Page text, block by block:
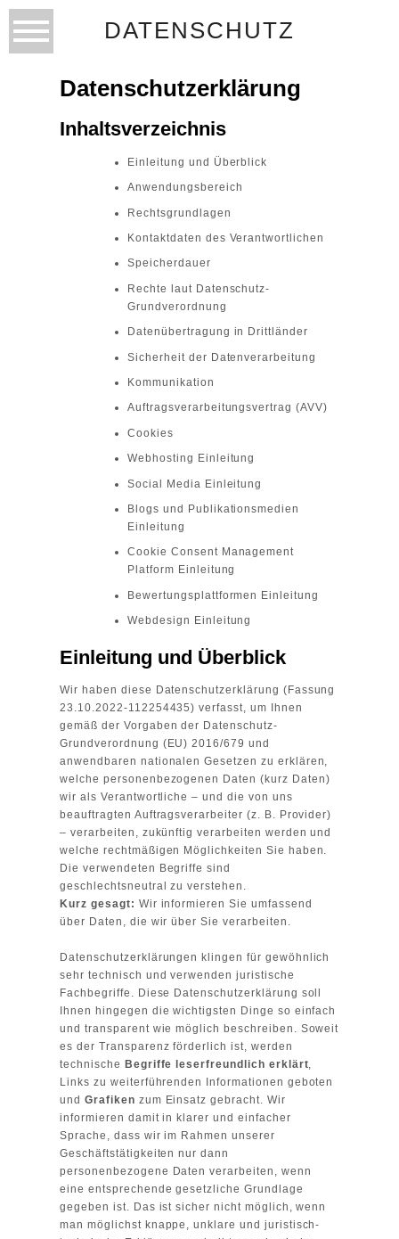
DATENSCHUTZ
Datenschutzerklärung
Inhaltsverzeichnis
Einleitung und Überblick
Anwendungsbereich
Rechtsgrundlagen
Kontaktdaten des Verantwortlichen
Speicherdauer
Rechte laut Datenschutz-
Grundverordnung
Datenübertragung in Drittländer
Sicherheit der Datenverarbeitung
Kommunikation
Auftragsverarbeitungsvertrag (AVV)
Cookies
Webhosting Einleitung
Social Media Einleitung
Blogs und Publikationsmedien
Einleitung
Cookie Consent Management
Platform Einleitung
Bewertungsplattformen Einleitung
Webdesign Einleitung
Einleitung und Überblick
Wir haben diese Datenschutzerklärung (Fassung
23.10.2022-112254435) verfasst, um Ihnen
gemäß der Vorgaben der Datenschutz-
Grundverordnung (EU) 2016/679 und
anwendbaren nationalen Gesetzen zu erklären,
welche personenbezogenen Daten (kurz Daten)
wir als Verantwortliche – und die von uns
beauftragten Auftragsverarbeiter (z. B. Provider)
– verarbeiten, zukünftig verarbeiten werden und
welche rechtmäßigen Möglichkeiten Sie haben.
Die verwendeten Begriffe sind
geschlechtsneutral zu verstehen.
Kurz gesagt: Wir informieren Sie umfassend
über Daten, die wir über Sie verarbeiten.
Datenschutzerklärungen klingen für gewöhnlich
sehr technisch und verwenden juristische
Fachbegriffe. Diese Datenschutzerklärung soll
Ihnen hingegen die wichtigsten Dinge so einfach
und transparent wie möglich beschreiben. Soweit
es der Transparenz förderlich ist, werden
technische Begriffe leserfreundlich erklärt,
Links zu weiterführenden Informationen geboten
undGrafiken zum Einsatz gebracht. Wir
informieren damit in klarer und einfacher
Sprache, dass wir im Rahmen unserer
Geschäftstätigkeiten nur dann
personenbezogene Daten verarbeiten, wenn
eine entsprechende gesetzliche Grundlage
gegeben ist. Das ist sicher nicht möglich, wenn
man möglichst knappe, unklare und juristisch-